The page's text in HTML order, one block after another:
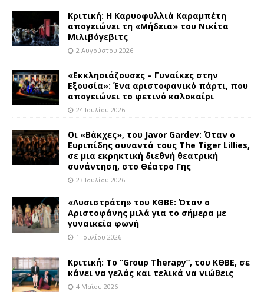
Κριτική: Η Καρυοφυλλιά Καραμπέτη
απογειώνει τη «Μήδεια» του Νικίτα
Μιλιβόγεβιτς
2 Αυγούστου 2026
«Εκκλησιάζουσες – Γυναίκες στην
Εξουσία»: Ένα αριστοφανικό πάρτι, που
απογειώνει το φετινό καλοκαίρι
24 Ιουλίου 2026
Οι «Βάκχες», του Javor Gardev: Όταν ο
Ευριπίδης συναντά τους The Tiger Lillies,
σε μια εκρηκτική διεθνή θεατρική
συνάντηση, στο Θέατρο Γης
23 Ιουλίου 2026
«Λυσιστράτη» του ΚΘΒΕ: Όταν ο
Αριστοφάνης μιλά για το σήμερα με
γυναικεία φωνή
1 Ιουλίου 2026
Κριτική: Το “Group Therapy”, του ΚΘΒΕ, σε
κάνει να γελάς και τελικά να νιώθεις
4 Μαΐου 2026